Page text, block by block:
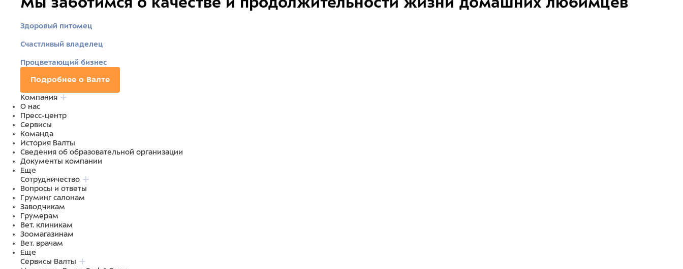
Здоровый питомец
Счастливый владелец
Процветающий бизнес
Подробнее о Валте
Компания
О нас
Пресс-центр
Сервисы
Команда
История Валты
Сведения об образовательной организации
Документы компании
Еще
Сотрудничество
Вопросы и ответы
Груминг салонам
Заводчикам
Грумерам
Вет. клиникам
Зоомагазинам
Вет. врачам
Еще
Сервисы Валты